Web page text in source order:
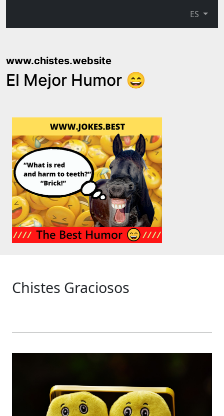
ES
www.chistes.website
El Mejor Humor 😄
Chistes Graciosos